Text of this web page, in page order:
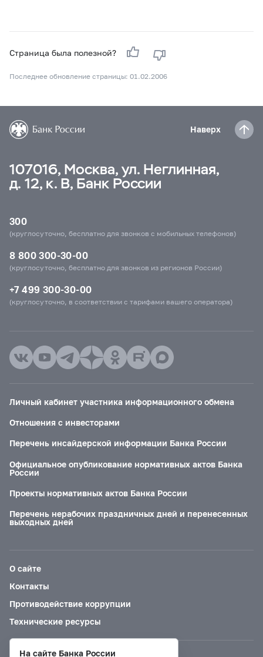
Страница была полезной?
Последнее обновление страницы: 01.02.2006
Наверх
107016, Москва, ул. Неглинная,
д. 12, к. В, Банк России
300
(круглосуточно, бесплатно для звонков с мобильных телефонов)
8 800 300-30-00
(круглосуточно, бесплатно для звонков из регионов России)
+7 499 300-30-00
(круглосуточно, в соответствии с тарифами вашего оператора)
Личный кабинет участника информационного обмена
Отношения с инвесторами
Перечень инсайдерской информации Банка России
Официальное опубликование нормативных актов Банка
России
Проекты нормативных актов Банка России
Перечень нерабочих праздничных дней и перенесенных
выходных дней
О сайте
Контакты
Противодействие коррупции
Технические ресурсы
На сайте Банка России